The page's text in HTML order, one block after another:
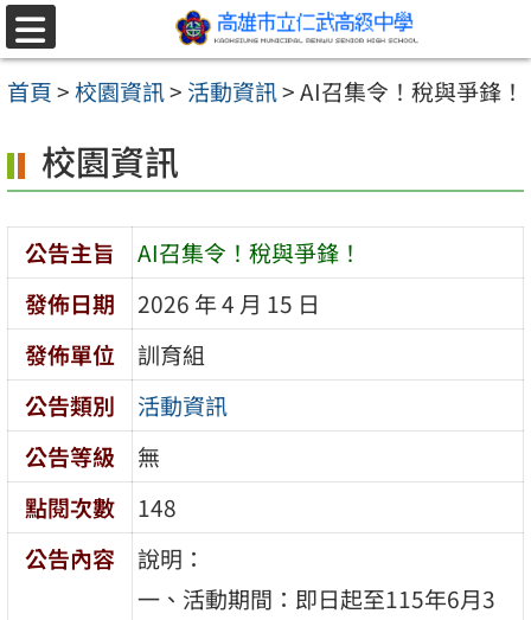
跳至主要內容區
選
單
首頁>校園資訊> 活動資訊>AI召集令！稅與爭鋒！
校園資訊
公告主旨
AI召集令！稅與爭鋒！
發佈日期
2026 年 4 月 15 日
發佈單位
訓育組
公告類別
活動資訊
公告等級
無
點閱次數
148
公告內容
說明：
一、活動期間：即日起至115年6月3